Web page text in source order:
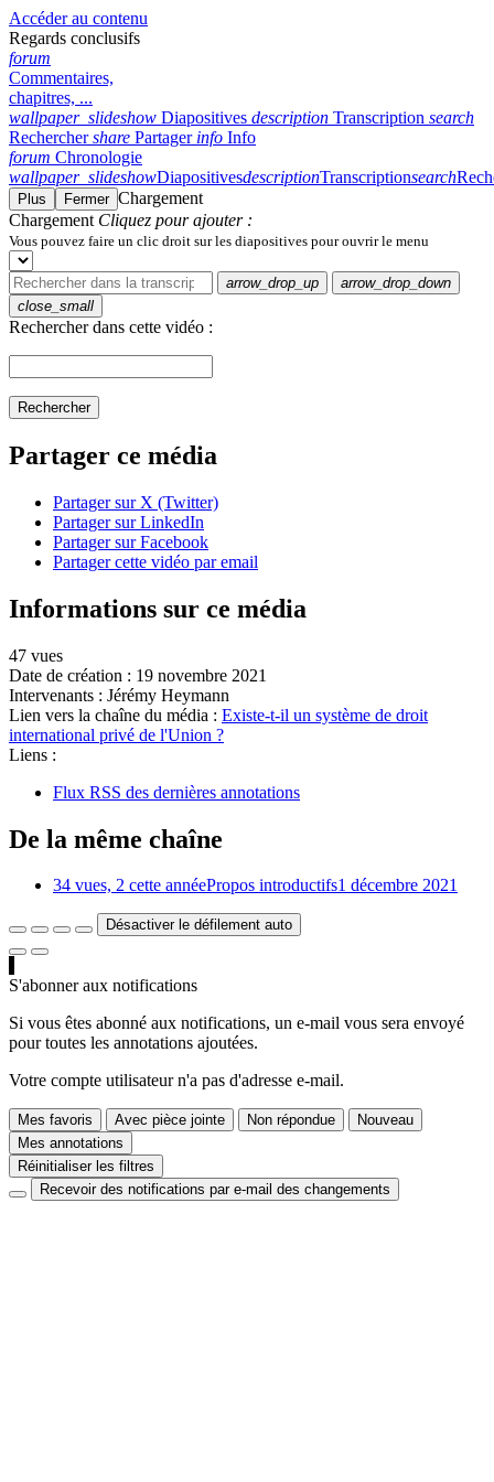
Accéder au contenu
Regards conclusifs
forum
Commentaires,
chapitres, ...
wallpaper_slideshow Diapositives description Transcription search
Rechercher share Partager info Info
forum Chronologie
wallpaper_slideshowDiapositivesdescriptionTranscriptionsearch
Plus Fermer Chargement
Chargement Cliquez pour ajouter :
Vous pouvez faire un clic droit sur les diapositives pour ouvrir le menu
arrow_drop_up
arrow_drop_down
close_small
Rechercher dans cette vidéo :
Rechercher
Partager ce média
Partager sur X (Twitter)
Partager sur LinkedIn
Partager sur Facebook
Partager cette vidéo par email
Informations sur ce média
47 vues
Date de création : 19 novembre 2021
Intervenants : Jérémy Heymann
Lien vers la chaîne du média : Existe-t-il un système de droit
international privé de l'Union ?
Liens :
Flux RSS des dernières annotations
De la même chaîne
34 vues, 2 cette annéePropos introductifs1 décembre 2021
Désactiver le défilement auto
S'abonner aux notifications
Si vous êtes abonné aux notifications, un e-mail vous sera envoyé
pour toutes les annotations ajoutées.
Votre compte utilisateur n'a pas d'adresse e-mail.
Mes favoris Avec pièce jointe Non répondue
Nouveau
Mes annotations
Réinitialiser les filtres
Recevoir des notifications par e-mail des changements